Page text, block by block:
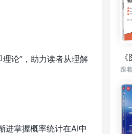
论”，助力读者从理解
进掌握概率统计在AI中